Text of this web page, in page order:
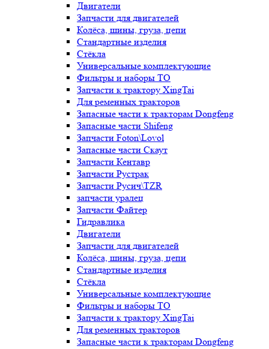
Двигатели
Запчасти для двигателей
Колёса, шины, груза, цепи
Стандартные изделия
Стёкла
Универсальные комплектующие
Фильтры и наборы ТО
Запчасти к трактору XingTai
Для ременных тракторов
Запасные части к тракторам Dongfeng
Запасные части Shifeng
Запчасти Foton\Lovol
Запасные части Скаут
Запчасти Кентавр
Запчасти Рустрак
Запчасти Русич\TZR
запчасти уралец
Запчасти Файтер
Гидравлика
Двигатели
Запчасти для двигателей
Колёса, шины, груза, цепи
Стандартные изделия
Стёкла
Универсальные комплектующие
Фильтры и наборы ТО
Запчасти к трактору XingTai
Для ременных тракторов
Запасные части к тракторам Dongfeng